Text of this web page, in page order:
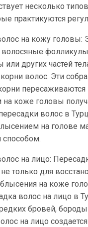
несколько
практикуются
на кожу головы:
волосяные
других частей
волос. Эти
пересаживаются
коже головы
волос в
на голове
на лицо:
только для
на коже
волос на лицо в
бровей,
на лицо создается